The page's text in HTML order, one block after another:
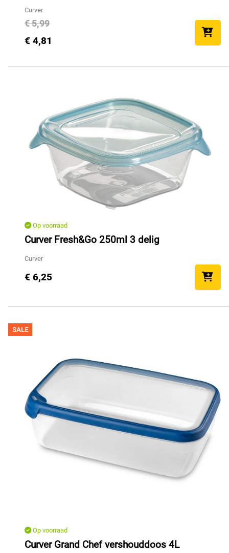
Curver
€ 5,99
€ 4,81
Op voorraad
Curver Fresh&Go 250ml 3 delig
Curver
€ 6,25
SALE
Op voorraad
Curver Grand Chef vershouddoos 4L